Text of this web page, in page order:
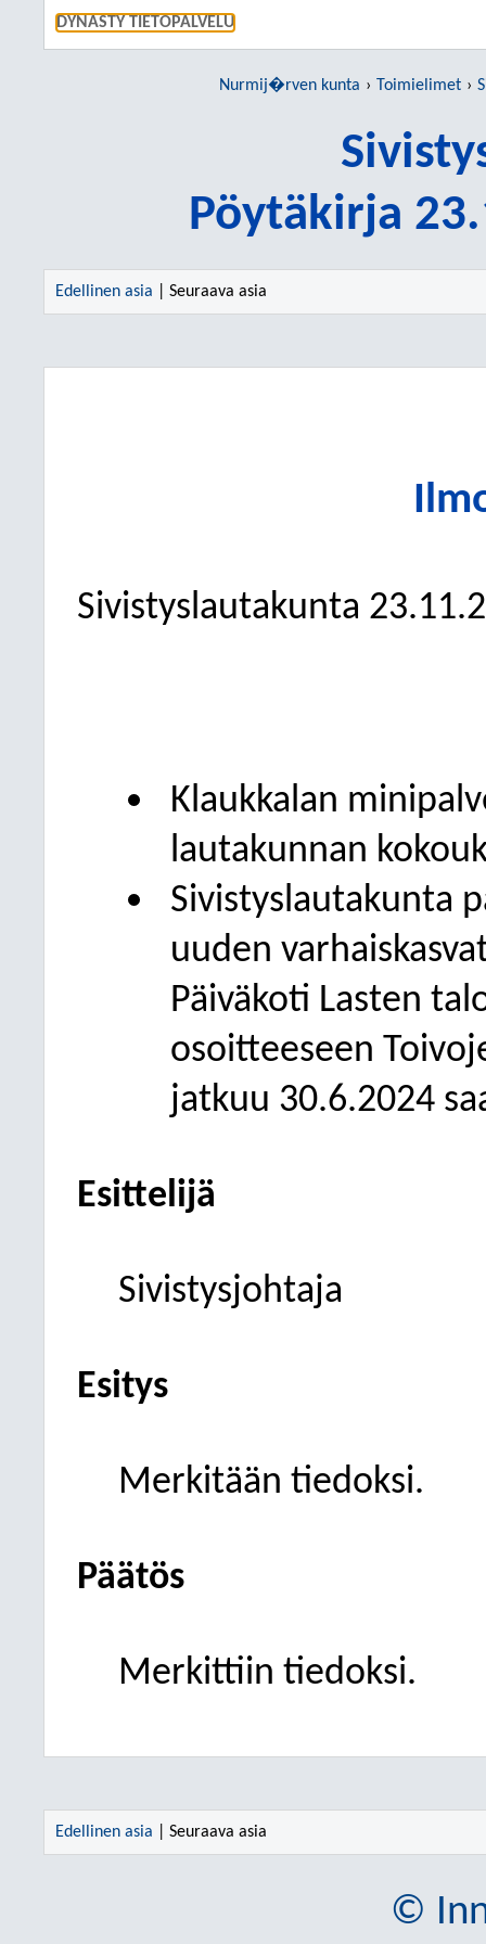
DYNASTY TIETOPALVELU
Nurmij�rven kunta Toimielimet
Pöytäkirja
Edellinen asia | Seuraava asia
Sivistyslautakunta
Klaukkalan
lautakunnan
Sivistyslautakunta
uuden
Päiväkoti Lasten
osoitteeseen
jatkuu 30.6.2024
Esittelijä
Sivistysjohtaja
Esitys
Merkitään tiedoksi.
Päätös
Merkittiin tiedoksi.
Edellinen asia | Seuraava asia
©